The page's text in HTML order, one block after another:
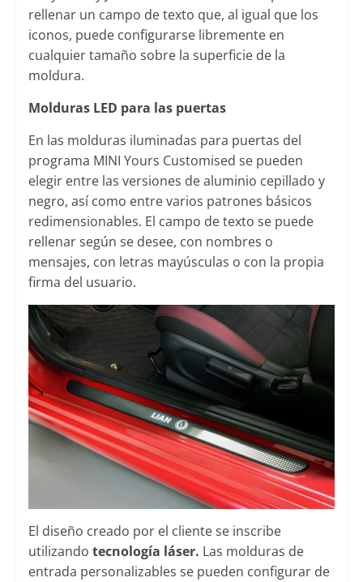
rellenar un campo de texto que, al igual que los
iconos, puede configurarse libremente en
cualquier tamaño sobre la superficie de la
moldura.
Molduras LED para las puertas
En las molduras iluminadas para puertas del
programa MINI Yours Customised se pueden
elegir entre las versiones de aluminio cepillado y
negro, así como entre varios patrones básicos
redimensionables. El campo de texto se puede
rellenar según se desee, con nombres o
mensajes, con letras mayúsculas o con la propia
firma del usuario.
El diseño creado por el cliente se inscribe
utilizando tecnología láser. Las molduras de
entrada personalizables se pueden configurar de